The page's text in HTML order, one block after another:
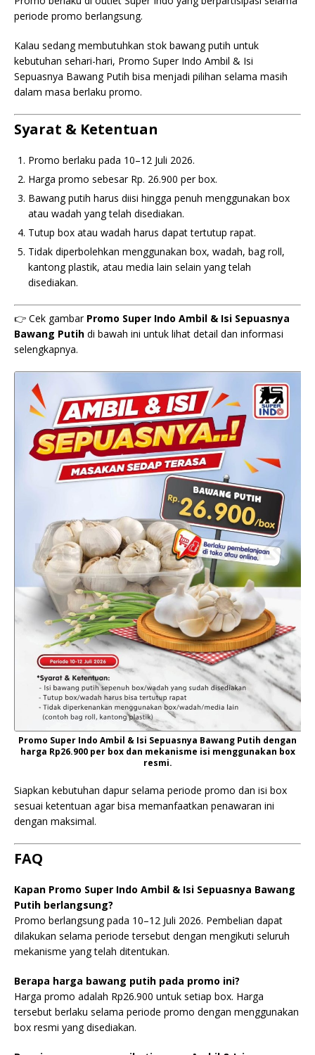
periode promo berlangsung.
Kalau sedang membutuhkan stok bawang putih untuk
kebutuhan sehari-hari, Promo Super Indo Ambil & Isi
Sepuasnya Bawang Putih bisa menjadi pilihan selama masih
dalam masa berlaku promo.
Syarat & Ketentuan
Promo berlaku pada 10–12 Juli 2026.
Harga promo sebesar Rp. 26.900 per box.
Bawang putih harus diisi hingga penuh menggunakan box
atau wadah yang telah disediakan.
Tutup box atau wadah harus dapat tertutup rapat.
Tidak diperbolehkan menggunakan box, wadah, bag roll,
kantong plastik, atau media lain selain yang telah
disediakan.
👉 Cek gambar Promo Super Indo Ambil & Isi Sepuasnya
Bawang Putih di bawah ini untuk lihat detail dan informasi
selengkapnya.
Promo Super Indo Ambil & Isi Sepuasnya Bawang Putih dengan
harga Rp26.900 per box dan mekanisme isi menggunakan box
resmi.
Siapkan kebutuhan dapur selama periode promo dan isi box
sesuai ketentuan agar bisa memanfaatkan penawaran ini
dengan maksimal.
FAQ
Kapan Promo Super Indo Ambil & Isi Sepuasnya Bawang
Putih berlangsung?
Promo berlangsung pada 10–12 Juli 2026. Pembelian dapat
dilakukan selama periode tersebut dengan mengikuti seluruh
mekanisme yang telah ditentukan.
Berapa harga bawang putih pada promo ini?
Harga promo adalah Rp26.900 untuk setiap box. Harga
tersebut berlaku selama periode promo dengan menggunakan
box resmi yang disediakan.